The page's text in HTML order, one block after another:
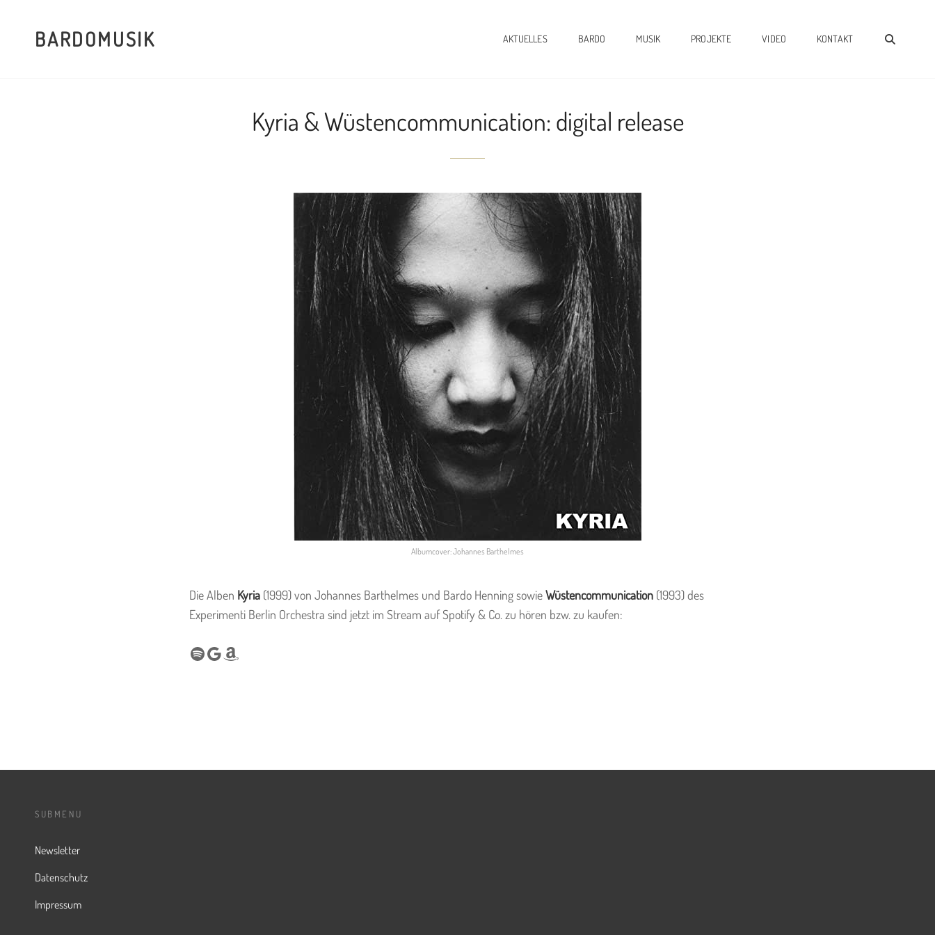
BARDOMUSIK AKTUELLES BARDO MUSIK PROJEKTE VIDEO KONTAKT
Kyria & Wüstencommunication: digital release
Albumcover: Johannes Barthelmes
Die Alben Kyria (1999) von Johannes Barthelmes und Bardo Henning sowieWüstencommunication (1993) des
Experimenti Berlin Orchestra sind jetzt im Stream auf Spotify & Co. zu hören bzw. zu kaufen:
Spotify
GoogleAmazon
SUBMENU
Newsletter
Datenschutz
Impressum